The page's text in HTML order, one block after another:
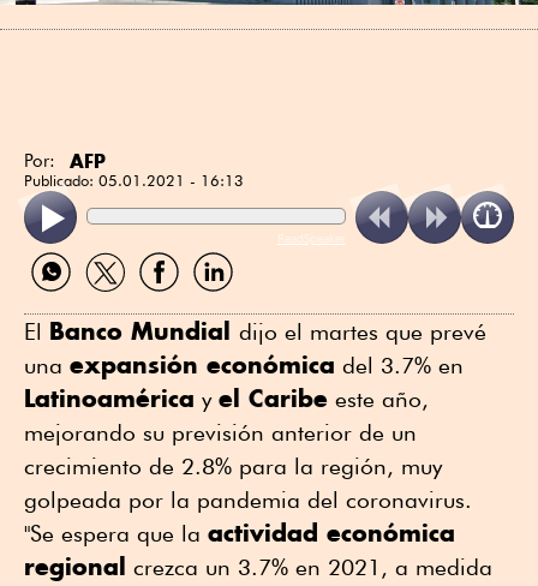
Por: AFP
Publicado: 05.01.2021 - 16:13
ReadSpeaker
Compartir
por
Compartir
por
Compartir
por
Compartir
por
El Banco Mundial dijo el martes que prevé
una expansión económica del 3.7% en
Latinoamérica y el Caribe este año,
mejorando su previsión anterior de un
crecimiento de 2.8% para la región, muy
golpeada por la pandemia del coronavirus.
"Se espera que la actividad económica
regional crezca un 3.7% en 2021, a medida